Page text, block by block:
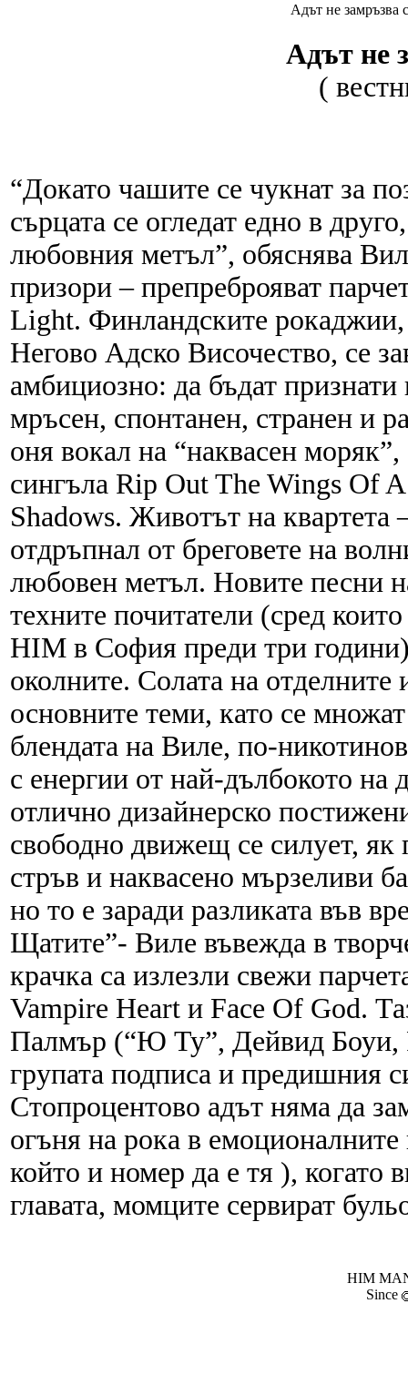
Адът не замръзва
Адът не
(
“Докато чашите се чукнат за
сърцата се огледат едно в
любовния метъл”, обяснява
призори – препреброяват
Light. Финландските рокаджии,
Негово Адско Височество, се
амбициозно: да бъдат
мръсен, спонтанен, странен и
оня вокал на “наквасен
сингъла Rip Out The Wings Of
Shadows. Животът на квартета
отдръпнал от бреговете на
любовен метъл. Новите песни
техните почитатели (сред
HIM в София преди три
околните. Солата на
основните теми, като се
блендата на Виле, по-
с енергии от най-дълбокото
отлично дизайнерско
свободно движещ се силует,
стръв и наквасено мързеливи
но то е заради разликата във
Щатите”- Виле въвежда в
крачка са излезли свежи
Vampire Heart и Face Of God.
Палмър (“Ю Ту”, Дейвид Боуи,
групата подписа и предишния
Стопроцентово адът няма да
огъня на рока в
който и номер да е тя ), когато
главата, момците сервират
HIM
Since